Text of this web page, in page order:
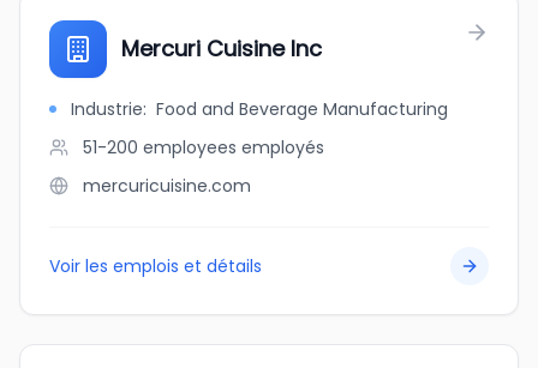
Mercuri Cuisine Inc
Industrie: Food and Beverage Manufacturing
51-200 employees employés
mercuricuisine.com
Voir les emplois et détails